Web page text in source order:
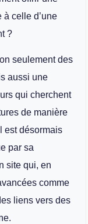
celle d’une
?
seulement des
aussi une
qui cherchent
de manière
est désormais
par sa
site qui, en
comme
liens vers des